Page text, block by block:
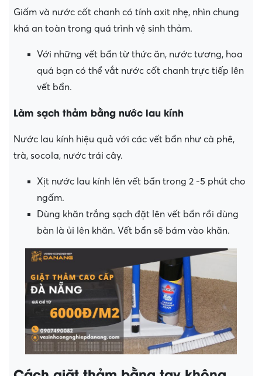
Giấm và nước cốt chanh có tính axit nhẹ, nhìn chung
khá an toàn trong quá trình vệ sinh thảm.
Với những vết bẩn từ thức ăn, nước tương, hoa
quả bạn có thể vắt nước cốt chanh trực tiếp lên
vết bẩn.
Làm sạch thảm bằng nước lau kính
Nước lau kính hiệu quả với các vết bẩn như cà phê,
trà, socola, nước trái cây.
Xịt nước lau kính lên vết bẩn trong 2 -5 phút cho
ngấm.
Dùng khăn trắng sạch đặt lên vết bẩn rồi dùng
bàn là ủi lên khăn. Vết bẩn sẽ bám vào khăn.